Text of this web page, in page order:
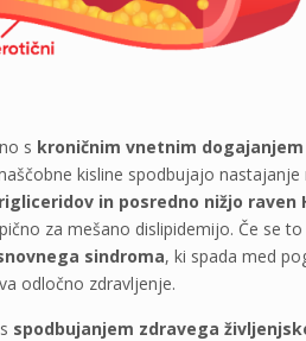
s kroničnim vnetnim
kisline spodbujajo nastajanje
in posredno nižjo raven
za mešano dislipidemijo. Če se
sindroma, ki spada med
odločno zdravljenje.
spodbujanjem zdravega